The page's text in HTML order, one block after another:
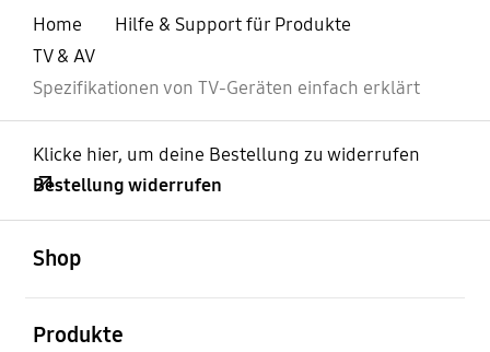
Home
Hilfe & Support für Produkte
TV & AV
Spezifikationen von TV-Geräten einfach erklärt
Klicke hier, um deine Bestellung zu widerrufen
Bestellung widerrufen
Shop
Produkte